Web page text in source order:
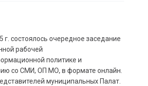
г. состоялось очередное заседание
рабочей
политике и
со СМИ, ОП МО, в формате онлайн.
муниципальных Палат.